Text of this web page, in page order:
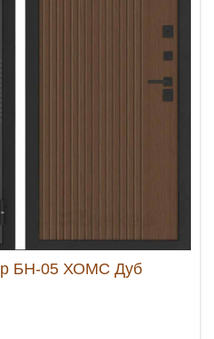
БН-05 ХОМС Дуб